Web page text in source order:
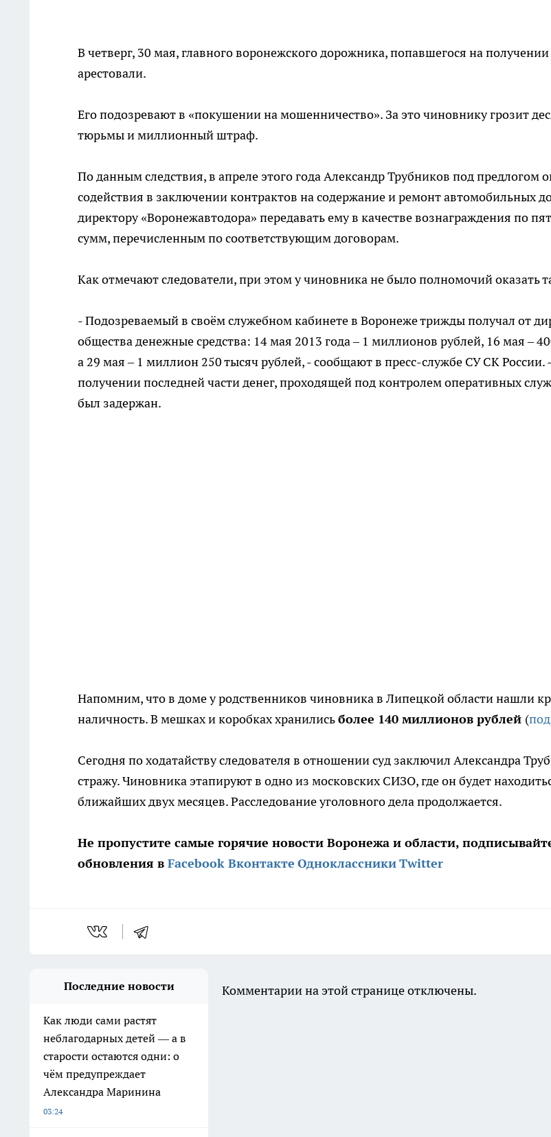
В четверг, 30 мая, главного воронежского дорожника, попавшегося на получении
арестовали.
Его подозревают в «покушении на мошенничество». За это чиновнику грозит
тюрьмы и миллионный штраф.
По данным следствия, в апреле этого года Александр Трубников под предлогом
содействия в заключении контрактов на содержание и ремонт автомобильных
директору «Воронежавтодора» передавать ему в качестве вознаграждения по
сумм, перечисленным по соответствующим договорам.
Как отмечают следователи, при этом у чиновника не было полномочий оказать
- Подозреваемый в своём служебном кабинете в Воронеже трижды получал от
общества денежные средства: 14 мая 2013 года – 1 миллионов рублей, 16 мая –
а 29 мая – 1 миллион 250 тысяч рублей, - сообщают в пресс-службе СУ СК России.
получении последней части денег, проходящей под контролем оперативных
был задержан.
Напомним, что в доме у родственников чиновника в Липецкой области нашли
наличность. В мешках и коробках хранилисьболее 140 миллионов рублей (
Сегодня по ходатайству следователя в отношении суд заключил Александра
стражу. Чиновника этапируют в одно из московских СИЗО, где он будет
ближайших двух месяцев. Расследование уголовного дела продолжается.
Не пропустите самые горячие новости Воронежа и области,
обновления в Facebook Вконтакте ОдноклассникиTwitter
Последние новости
Как люди сами растят
неблагодарных детей — а в
старости остаются одни: о
чём предупреждает
Александра Маринина
03:24
Комментарии на этой странице отключены.